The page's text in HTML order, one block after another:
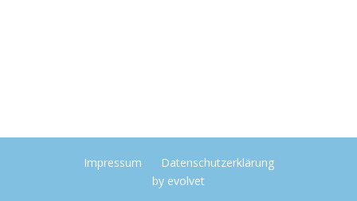
Impressum
Datenschutzerklärung
by evolvet